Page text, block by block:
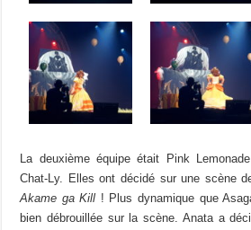
La deuxième équipe était Pink
Chat-Ly. Elles ont décidé sur une scène
Akame ga Kill ! Plus dynamique que
bien débrouillée sur la scène. Anata a